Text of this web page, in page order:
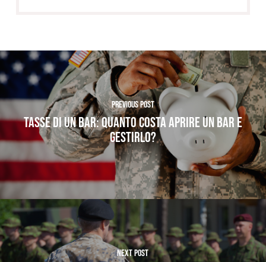
Previous Post
TASSE DI UN BAR: QUANTO COSTA APRIRE UN BAR E
GESTIRLO?
Next Post